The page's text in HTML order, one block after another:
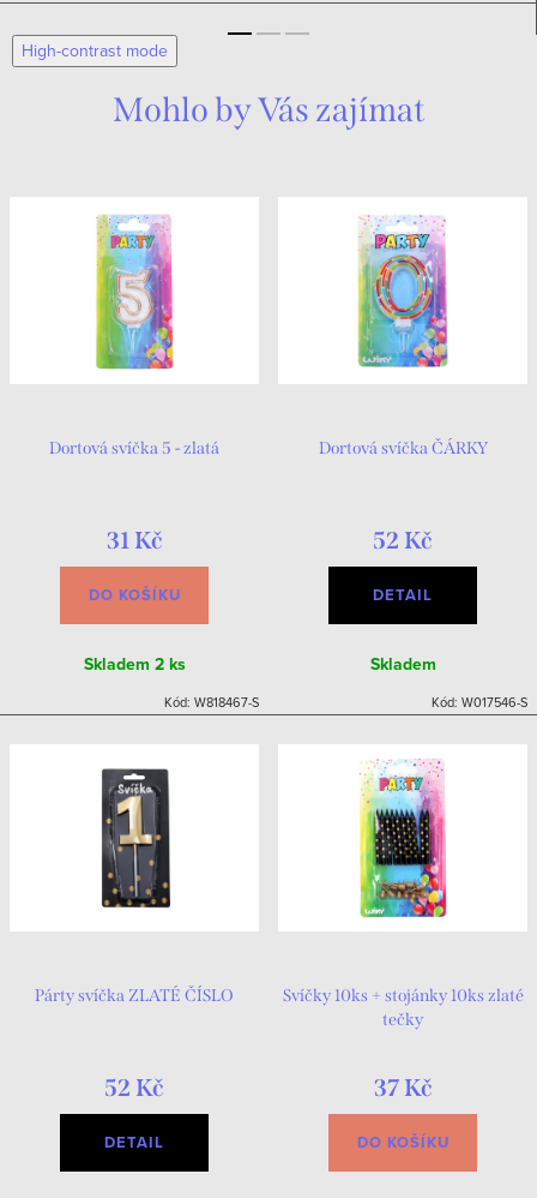
High-contrast mode
Mohlo by Vás zajímat
Dortová svíčka 5 - zlatá
31 Kč
DO KOŠÍKU
Skladem 2 ks
Kód: W818467-S
Dortová svíčka ČÁRKY
52 Kč
DETAIL
Skladem
Kód: W017546-S
Párty svíčka ZLATÉ ČÍSLO
52 Kč
DETAIL
Svíčky 10ks + stojánky 10ks zlaté
tečky
37 Kč
DO KOŠÍKU